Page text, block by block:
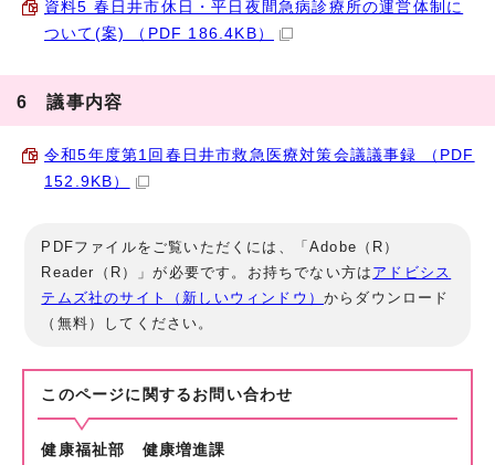
資料5 春日井市休日・平日夜間急病診療所の運営体制に
ついて(案) （PDF 186.4KB）
6 議事内容
令和5年度第1回春日井市救急医療対策会議議事録 （PDF
152.9KB）
PDFファイルをご覧いただくには、「Adobe（R）
Reader（R）」が必要です。お持ちでない方は アドビシス
テムズ社のサイト（新しいウィンドウ）からダウンロード
（無料）してください。
このページに関する お問い合わせ
健康福祉部 健康増進課